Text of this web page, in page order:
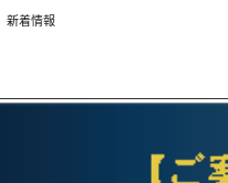
新着情報